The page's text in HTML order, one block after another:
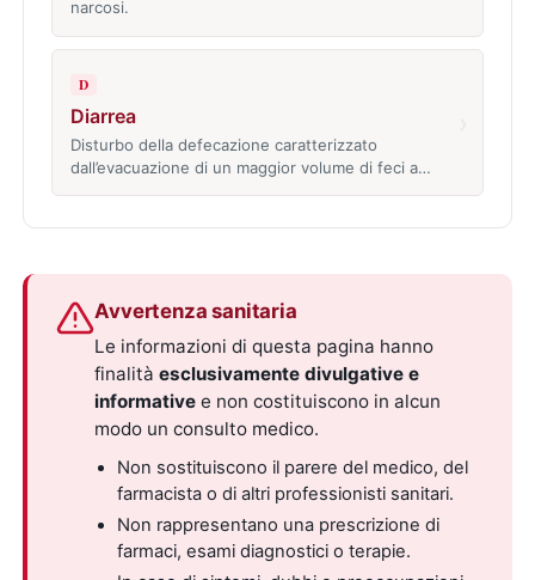
narcosi.
D
Diarrea
Disturbo della defecazione caratterizzato
dall’evacuazione di un maggior volume di feci a…
Avvertenza sanitaria
Le informazioni di questa pagina hanno
finalitàesclusivamente divulgative e
informative e non costituiscono in alcun
modo un consulto medico.
Non sostituiscono il parere del medico, del
farmacista o di altri professionisti sanitari.
Non rappresentano una prescrizione di
farmaci, esami diagnostici o terapie.